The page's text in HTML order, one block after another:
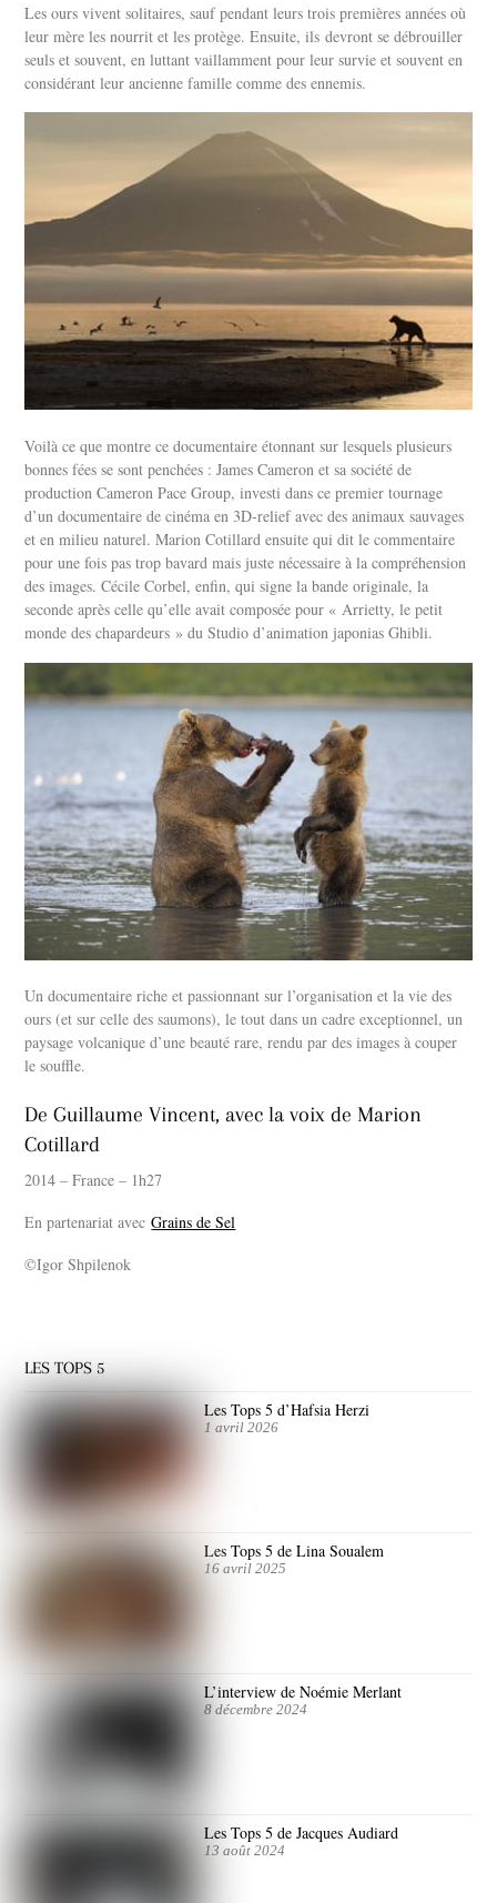
Les ours vivent solitaires, sauf pendant leurs trois premières années où
leur mère les nourrit et les protège. Ensuite, ils devront se débrouiller
seuls et souvent, en luttant vaillamment pour leur survie et souvent en
considérant leur ancienne famille comme des ennemis.
Voilà ce que montre ce documentaire étonnant sur lesquels plusieurs
bonnes fées se sont penchées : James Cameron et sa société de
production Cameron Pace Group, investi dans ce premier tournage
d’un documentaire de cinéma en 3D-relief avec des animaux sauvages
et en milieu naturel. Marion Cotillard ensuite qui dit le commentaire
pour une fois pas trop bavard mais juste nécessaire à la compréhension
des images. Cécile Corbel, enfin, qui signe la bande originale, la
seconde après celle qu’elle avait composée pour « Arrietty, le petit
monde des chapardeurs » du Studio d’animation japonias Ghibli.
Un documentaire riche et passionnant sur l’organisation et la vie des
ours (et sur celle des saumons), le tout dans un cadre exceptionnel, un
paysage volcanique d’une beauté rare, rendu par des images à couper
le souffle.
De Guillaume Vincent, avec la voix de Marion
Cotillard
2014 – France – 1h27
En partenariat avecGrains de Sel
©Igor Shpilenok
LES TOPS 5
Les Tops 5 d’Hafsia Herzi
1 avril 2026
Les Tops 5 de Lina Soualem
16 avril 2025
L’interview de Noémie Merlant
8 décembre 2024
Les Tops 5 de Jacques Audiard
13 août 2024